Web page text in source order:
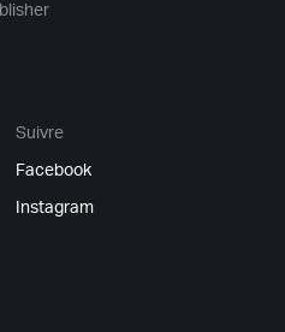
Suivre
Facebook
Instagram